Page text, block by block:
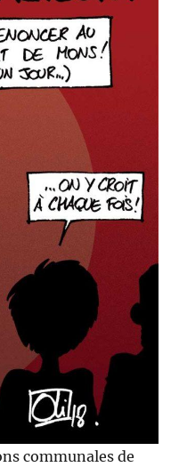
communales de